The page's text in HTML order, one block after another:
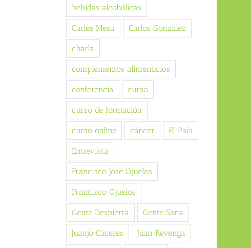
bebidas alcohólicas
Carles Mesa Carlos González
charla
complementos alimenticios
conferencia curso
curso de formación
curso online cáncer El País
Entrevista
Francisco José Ojuelos
Francisco Ojuelos
Gente Despierta Gente Sana
Juanjo Cáceres Juan Revenga